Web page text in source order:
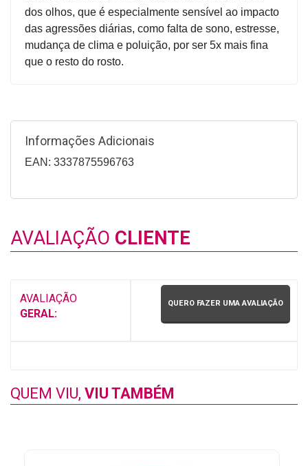
dos olhos, que é especialmente sensível ao impacto
das agressões diárias, como falta de sono, estresse,
mudança de clima e poluição, por ser 5x mais fina
que o resto do rosto.
Informações Adicionais
EAN: 3337875596763
AVALIAÇÃO CLIENTE
AVALIAÇÃO
GERAL:
QUERO FAZER UMA AVALIAÇÃO
QUEM VIU, VIU TAMBÉM